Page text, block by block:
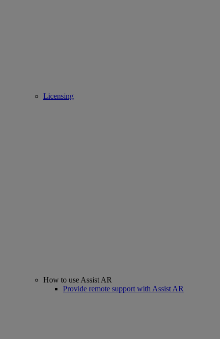
Licensing
How to use Assist AR
Provide remote support with Assist AR